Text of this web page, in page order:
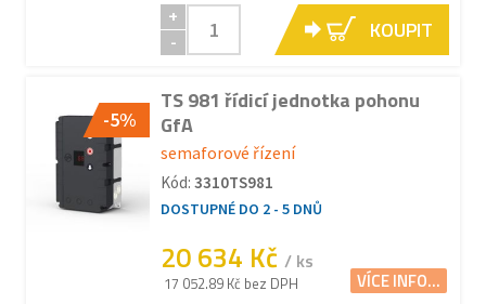
+
-
KOUPIT
-5%
TS 981 řídicí jednotka pohonu
GfA
semaforové řízení
Kód: 3310TS981
DOSTUPNÉ DO 2 - 5 DNŮ
20 634 Kč / ks
17 052.89 Kč bez DPH VÍCE INFO...